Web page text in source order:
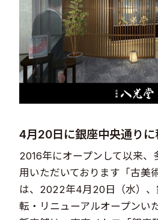
© Valuence Holdings Inc.
4月20日に銀座中央通りに
2016年にオープンして以来、
用いただいております「古美
は、2022年4月20日（水）
転・リニューアルオープンい